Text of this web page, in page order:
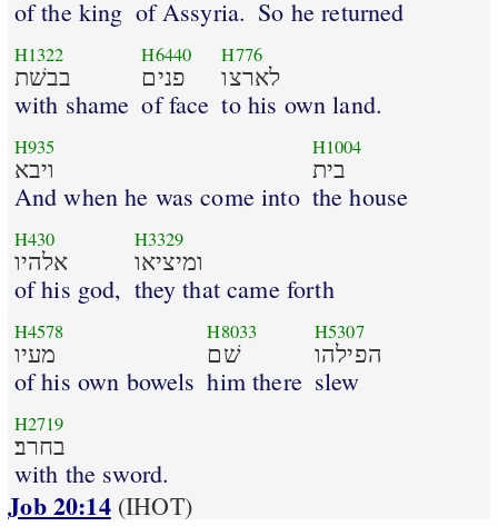
of the king of Assyria. So he returned
H1322
בבשׁת
with shame
H6440
פנים
of face
H776
לארצו
to his own land.
H935
ויבא
And when he was come into
H1004
בית
the house
H430
אלהיו
of his god,
H3329
ומיציאו
they that came forth
H4578
מעיו
of his own bowels
H8033
שׁם
him there
H5307
הפילהו
slew
H2719
בחרב׃
with the sword.
Job 20:14(IHOT)